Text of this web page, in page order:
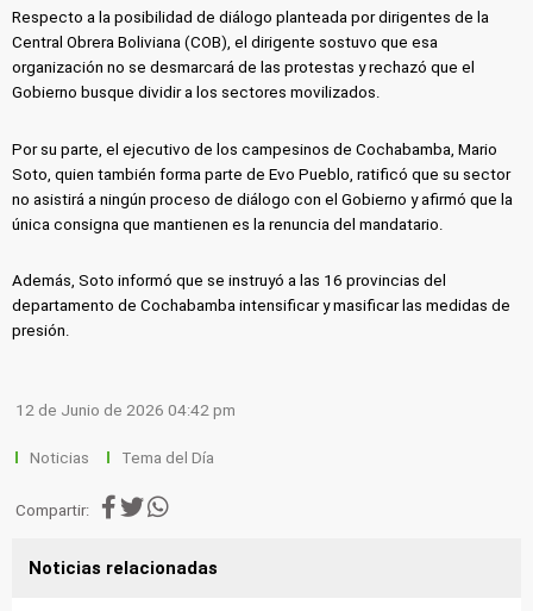
Respecto a la posibilidad de diálogo planteada por dirigentes de la
Central Obrera Boliviana (COB), el dirigente sostuvo que esa
organización no se desmarcará de las protestas y rechazó que el
Gobierno busque dividir a los sectores movilizados.
Por su parte, el ejecutivo de los campesinos de Cochabamba, Mario
Soto, quien también forma parte de Evo Pueblo, ratificó que su sector
no asistirá a ningún proceso de diálogo con el Gobierno y afirmó que la
única consigna que mantienen es la renuncia del mandatario.
Además, Soto informó que se instruyó a las 16 provincias del
departamento de Cochabamba intensificar y masificar las medidas de
presión.
12 de Junio de 2026 04:42 pm
Noticias Tema del Día
Compartir:
Noticias relacionadas